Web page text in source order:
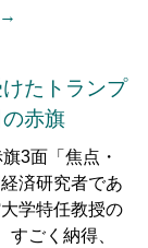
→
けたトランプ
赤旗
3面「焦点・
済研究者であ
学特任教授の
ごく納得、